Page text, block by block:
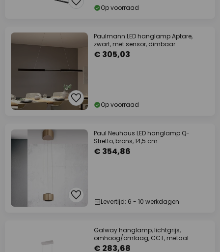
Op voorraad
Paulmann LED hanglamp Aptare,
zwart, met sensor, dimbaar
€ 305,03
Op voorraad
Paul Neuhaus LED hanglamp Q-
Stretto, brons, 14,5 cm
€ 354,86
Levertijd: 6 - 10 werkdagen
Galway hanglamp, lichtgrijs,
omhoog/omlaag, CCT, metaal
€ 283,68